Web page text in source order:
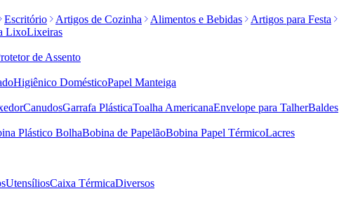
Escritório Artigos de Cozinha Alimentos e Bebidas
Artigos para Festa
LixoLixeiras
de Assento
Higiênico DomésticoPapel Manteiga
CanudosGarrafa PlásticaToalha AmericanaEnvelope para TalherBaldes
Plástico BolhaBobina de PapelãoBobina Papel TérmicoLacres
UtensíliosCaixa TérmicaDiversos